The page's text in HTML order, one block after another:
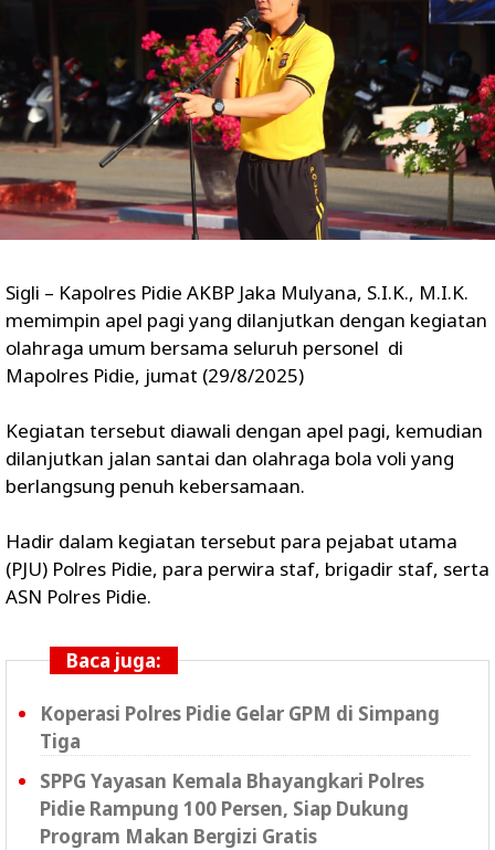
Sigli – Kapolres Pidie AKBP Jaka Mulyana, S.I.K., M.I.K.
memimpin apel pagi yang dilanjutkan dengan kegiatan
olahraga umum bersama seluruh personel di
Mapolres Pidie, jumat (29/8/2025)
Kegiatan tersebut diawali dengan apel pagi, kemudian
dilanjutkan jalan santai dan olahraga bola voli yang
berlangsung penuh kebersamaan.
Hadir dalam kegiatan tersebut para pejabat utama
(PJU) Polres Pidie, para perwira staf, brigadir staf, serta
ASN Polres Pidie.
Baca juga:
Koperasi Polres Pidie Gelar GPM di Simpang
Tiga
SPPG Yayasan Kemala Bhayangkari Polres
Pidie Rampung 100 Persen, Siap Dukung
Program Makan Bergizi Gratis